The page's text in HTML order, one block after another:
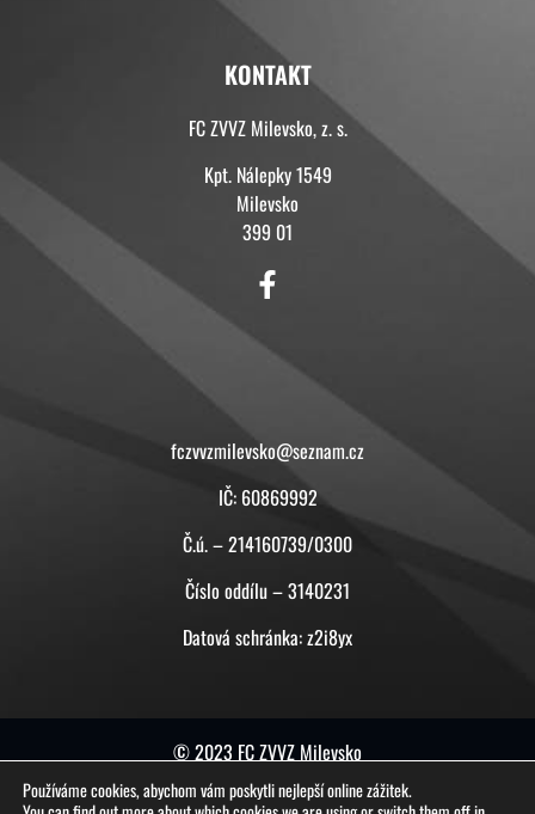
KONTAKT
FC ZVVZ Milevsko, z. s.
Kpt. Nálepky 1549
Milevsko
399 01
fczvvzmilevsko@seznam.cz
IČ: 60869992
Č.ú. – 214160739/0300
Číslo oddílu – 3140231
Datová schránka: z2i8yx
© 2023 FC ZVVZ Milevsko
tuto stránku vytvořil a spravujeON-BOARD
Používáme cookies, abychom vám poskytli nejlepší online zážitek.